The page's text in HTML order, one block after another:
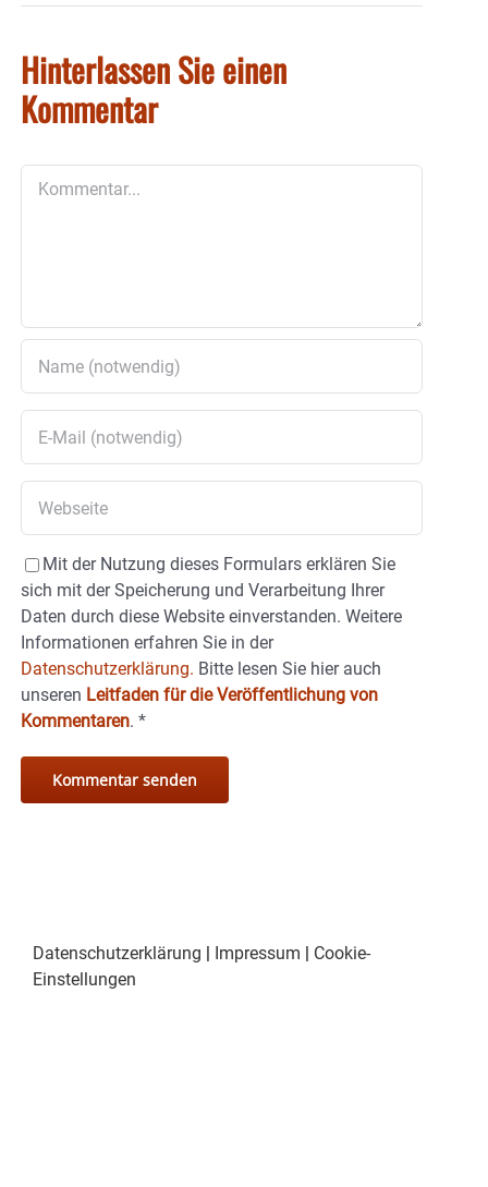
Hinterlassen Sie einen
Kommentar
Mit der Nutzung dieses Formulars erklären Sie
sich mit der Speicherung und Verarbeitung Ihrer
Daten durch diese Website einverstanden. Weitere
Informationen erfahren Sie in der
Datenschutzerklärung. Bitte lesen Sie hier auch
unseren Leitfaden für die Veröffentlichung von
Kommentaren. *
Datenschutzerklärung Impressum
Cookie-
Einstellungen